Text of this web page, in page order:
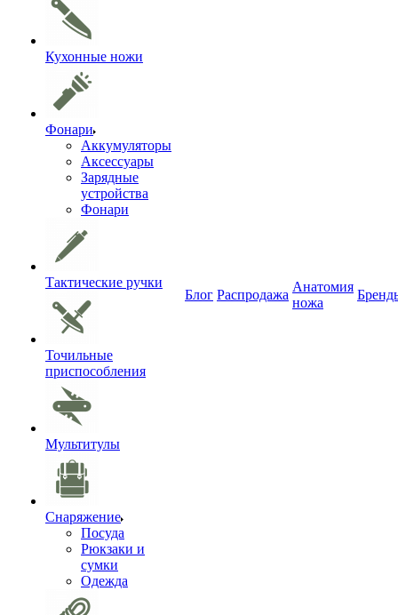
Кухонные ножи
Фонари
Аккумуляторы
Аксессуары
Зарядные
устройства
Фонари
Тактические ручки
Точильные
приспособления
Мультитулы
Снаряжение
Посуда
Рюкзаки и
сумки
Одежда
Блог Распродажа
Анатомия
ножа